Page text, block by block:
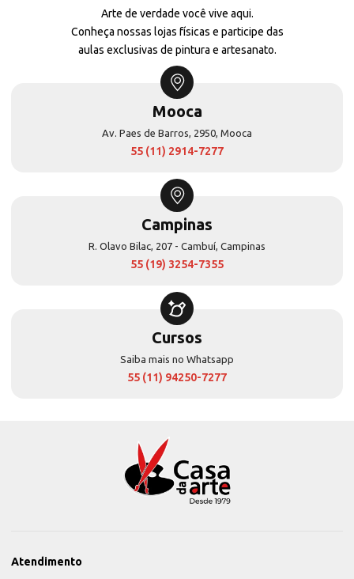
Arte de verdade você vive aqui.
Conheça nossas lojas físicas e participe das
aulas exclusivas de pintura e artesanato.
Mooca
Av. Paes de Barros, 2950, Mooca
55 (11) 2914-7277
Campinas
R. Olavo Bilac, 207 - Cambuí, Campinas
55 (19) 3254-7355
Cursos
Saiba mais no Whatsapp
55 (11) 94250-7277
Atendimento